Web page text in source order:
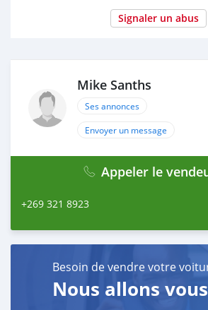
Signaler un abus
Mike Sanths
Ses annonces
Envoyer un message
Appeler le
+269 321 8923
Besoin de vendre votre
Nous allons